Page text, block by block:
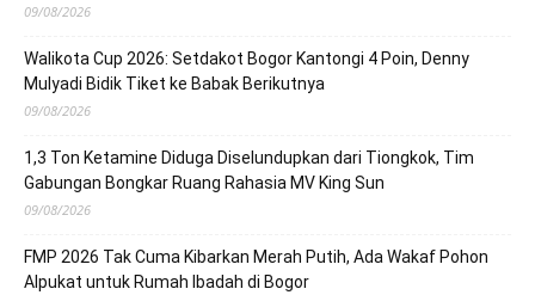
09/08/2026
Walikota Cup 2026: Setdakot Bogor Kantongi 4 Poin, Denny
Mulyadi Bidik Tiket ke Babak Berikutnya
09/08/2026
1,3 Ton Ketamine Diduga Diselundupkan dari Tiongkok, Tim
Gabungan Bongkar Ruang Rahasia MV King Sun
09/08/2026
FMP 2026 Tak Cuma Kibarkan Merah Putih, Ada Wakaf Pohon
Alpukat untuk Rumah Ibadah di Bogor